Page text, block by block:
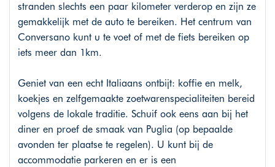
stranden slechts een paar kilometer verderop en zijn ze
gemakkelijk met de auto te bereiken. Het centrum van
Conversano kunt u te voet of met de fiets bereiken op
iets meer dan 1km.
Geniet van een echt Italiaans ontbijt: koffie en melk,
koekjes en zelfgemaakte zoetwarenspecialiteiten bereid
volgens de lokale traditie. Schuif ook eens aan bij het
diner en proef de smaak van Puglia (op bepaalde
avonden ter plaatse te regelen). U kunt bij de
accommodatie parkeren en er is een